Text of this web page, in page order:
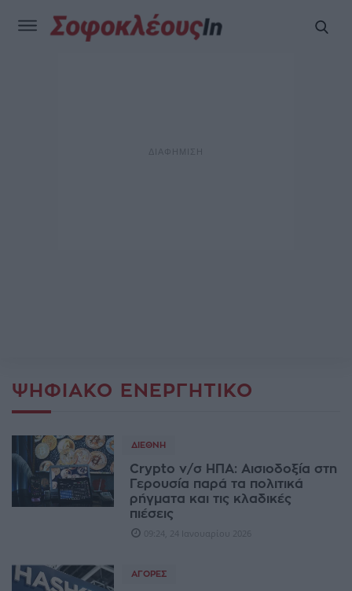
ΨΗΦΙΑΚΌ ΕΝΕΡΓΗΤΙΚΌ
ΔΙΕΘΝΉ
Crypto ν/σ ΗΠΑ: Αισιοδοξία στη
Γερουσία παρά τα πολιτικά
ρήγματα και τις κλαδικές
πιέσεις
09:24, 24 Ιανουαρίου 2026
ΑΓΟΡΈΣ